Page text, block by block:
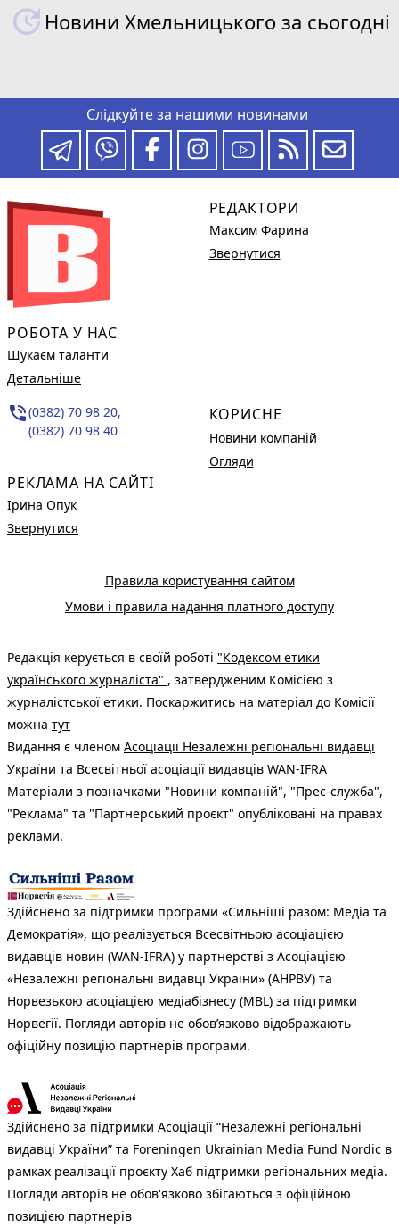
Новини Хмельницького за сьогодні
Слідкуйте за нашими новинами
РОБОТА У НАС
Шукаєм таланти
Детальніше
phone_in_talk(0382) 70 98 20,
(0382) 70 98 40
РЕКЛАМА НА САЙТІ
Ірина Опук
Звернутися
РЕДАКТОРИ
Максим Фарина
Звернутися
КОРИСНЕ
Новини компаній
Огляди
Правила користування сайтом
Умови і правила надання платного доступу
Редакція керується в своїй роботі "Кодексом етики
українського журналіста" , затвердженим Комісією з
журналістської етики. Поскаржитись на матеріал до Комісії
можна тут
Видання є членом Асоціації Незалежні регіональні видавці
України та Всесвітньої асоціації видавців WAN-IFRA
Матеріали з позначками "Новини компаній", "Прес-служба",
"Реклама" та "Партнерський проєкт" опубліковані на правах
реклами.
Здійснено за підтримки програми «Сильніші разом: Медіа та
Демократія», що реалізується Всесвітньою асоціацією
видавців новин (WAN-IFRA) у партнерстві з Асоціацією
«Незалежні регіональні видавці України» (АНРВУ) та
Норвезькою асоціацією медіабізнесу (MBL) за підтримки
Норвегії. Погляди авторів не обов’язково відображають
офіційну позицію партнерів програми.
Здійснено за підтримки Асоціації “Незалежні регіональні
видавці України” та Foreningen Ukrainian Media Fund Nordic в
рамках реалізації проєкту Хаб підтримки регіональних медіа.
Погляди авторів не обов'язково збігаються з офіційною
позицією партнерів